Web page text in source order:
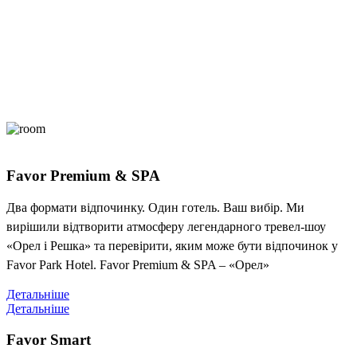
Favor Premium & SPA
Два формати відпочинку. Один готель. Ваш вибір. Ми
вирішили відтворити атмосферу легендарного тревел-шоу
«Орел і Решка» та перевірити, яким може бути відпочинок у
Favor Park Hotel. Favor Premium & SPA – «Орел»
Детальніше
Детальніше
Favor Smart